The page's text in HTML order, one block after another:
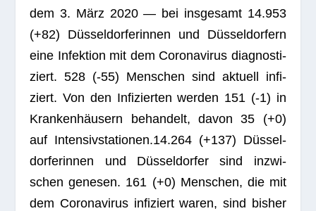
dem 3. März 2020 — bei ins­ge­samt 14.953
(+82) Düs­sel­dor­fe­rin­nen und Düs­sel­dor­fern
eine Infek­tion mit dem Coro­na­vi­rus dia­gnos­ti­
ziert. 528 (-55) Men­schen sind aktu­ell infi­
ziert. Von den Infi­zier­ten wer­den 151 (-1) in
Kran­ken­häu­sern behan­delt, davon 35 (+0)
auf Intensivstationen.14.264 (+137) Düs­sel­
dor­fe­rin­nen und Düs­sel­dor­fer sind inzwi­
schen gene­sen. 161 (+0) Men­schen, die mit
dem Coro­na­vi­rus infi­ziert waren, sind bis­her